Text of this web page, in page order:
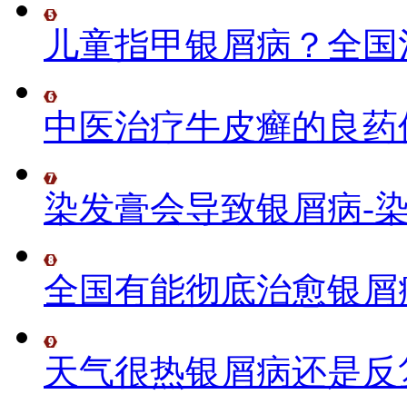
儿童指甲银屑病？全
中医治疗牛皮癣的良药
染发膏会导致银屑病-
全国有能彻底治愈银
天气很热银屑病还是反